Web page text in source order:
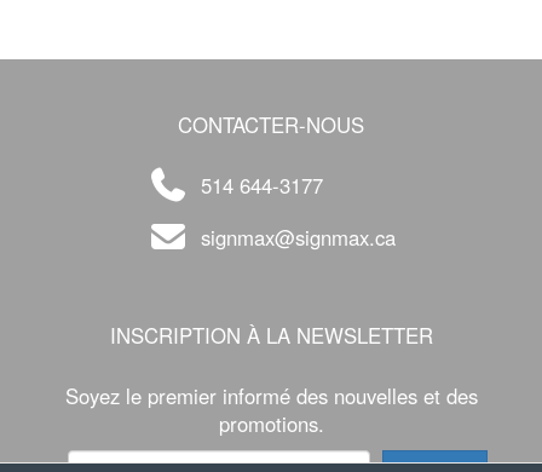
CONTACTER-NOUS
514 644-3177
signmax@signmax.ca
INSCRIPTION À LA NEWSLETTER
Soyez le premier informé des nouvelles et des
promotions.